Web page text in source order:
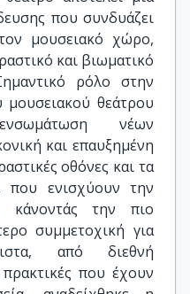
που συνδυάζει
μουσειακό χώρο,
και βιωματικό
ρόλο στην
μουσειακού θεάτρου
νέων
και επαυξημένη
οθόνες και τα
που ενισχύουν την
κάνοντάς την πιο
συμμετοχική για
από διεθνή
που έχουν